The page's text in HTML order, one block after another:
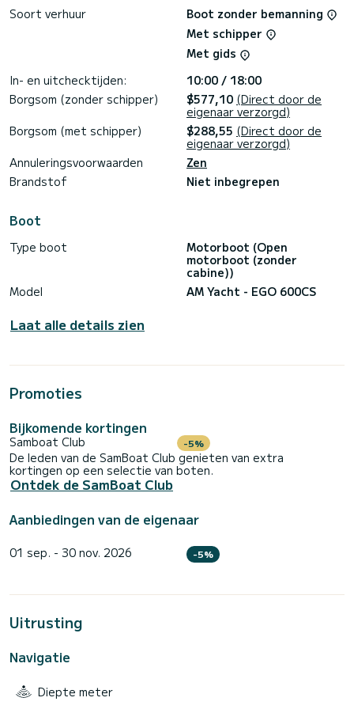
Soort verhuur
Boot zonder bemanning
Met schipper
Met gids
In- en uitchecktijden:
10:00 / 18:00
Borgsom (zonder schipper)
$577,10 (Direct door de
eigenaar verzorgd)
Borgsom (met schipper)
$288,55 (Direct door de
eigenaar verzorgd)
Annuleringsvoorwaarden
Zen
Brandstof
Niet inbegrepen
Boot
Type boot
Motorboot (Open
motorboot (zonder
cabine))
Model
AM Yacht - EGO 600CS
Laat alle details zien
Promoties
Bijkomende kortingen
Samboat Club -5%
De leden van de SamBoat Club genieten van extra
kortingen op een selectie van boten.
Ontdek de SamBoat Club
Aanbiedingen van de eigenaar
01 sep. - 30 nov. 2026 -5%
Uitrusting
Navigatie
Diepte meter